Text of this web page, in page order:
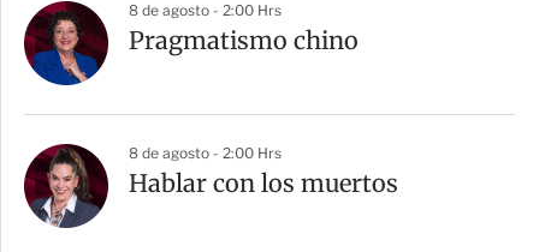
8 de agosto - 2:00 Hrs
Pragmatismo chino
8 de agosto - 2:00 Hrs
Hablar con los muertos